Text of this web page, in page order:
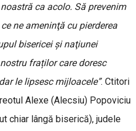
ca acolo. Să prevenim
ne ameninţă cu pierderea
bisericei şi naţiunei
fraților care doresc
le lipsesc mijloacele”. Ctitori
Alexe (Alecsiu) Popoviciu
chiar lângă biserică), judele